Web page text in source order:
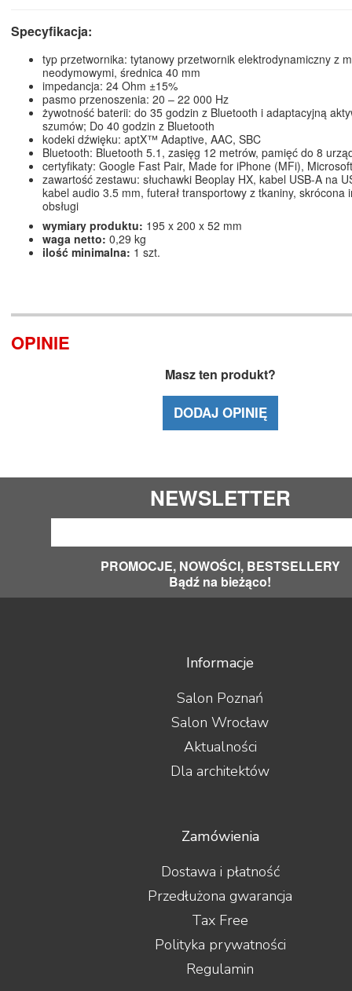
Specyfikacja:
typ przetwornika: tytanowy przetwornik elektrodynamiczny z
neodymowymi, średnica 40 mm
impedancja: 24 Ohm ±15%
pasmo przenoszenia: 20 – 22 000 Hz
żywotność baterii: do 35 godzin z Bluetooth i adaptacyjną
szumów; Do 40 godzin z Bluetooth
kodeki dźwięku: aptX™ Adaptive, AAC, SBC
Bluetooth: Bluetooth 5.1, zasięg 12 metrów, pamięć do 8
certyfikaty: Google Fast Pair, Made for iPhone (MFi),
zawartość zestawu: słuchawki Beoplay HX, kabel USB-A na
kabel audio 3.5 mm, futerał transportowy z tkaniny, skrócona
obsługi
wymiary produktu: 195 x 200 x 52 mm
waga netto: 0,29 kg
ilość minimalna: 1 szt.
OPINIE
Masz ten produkt?
DODAJ OPINIĘ
NEWSLETTER
PROMOCJE, NOWOŚCI, BESTSELLERY
Bądź na bieżąco!
Informacje
Salon Poznań
Salon Wrocław
Aktualności
Dla architektów
Zamówienia
Dostawa i płatność
Przedłużona gwarancja
Tax Free
Polityka prywatności
Regulamin